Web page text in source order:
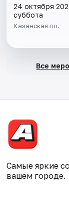
24 октября
суббота
Казанская пл.
Все
Самые яркие
вашем городе.